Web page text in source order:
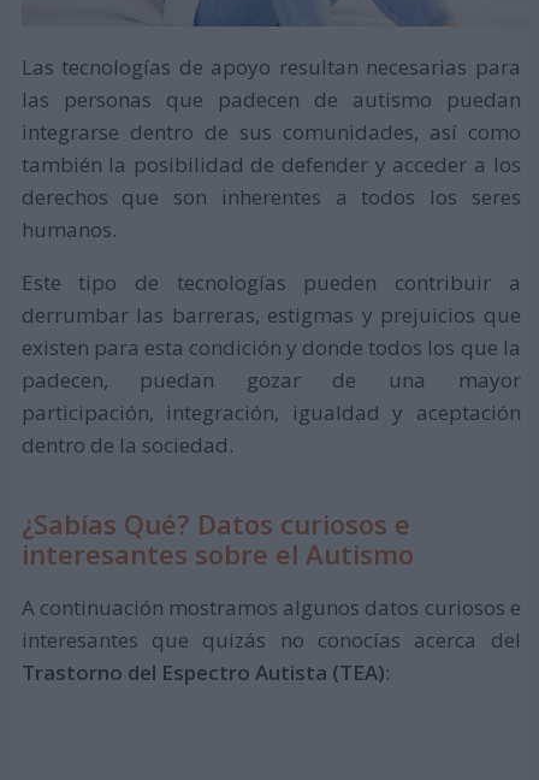
Las tecnologías de apoyo resultan necesarias para
las personas que padecen de autismo puedan
integrarse dentro de sus comunidades, así como
también la posibilidad de defender y acceder a los
derechos que son inherentes a todos los seres
humanos.
Este tipo de tecnologías pueden contribuir a
derrumbar las barreras, estigmas y prejuicios que
existen para esta condición y donde todos los que la
padecen, puedan gozar de una mayor
participación, integración, igualdad y aceptación
dentro de la sociedad.
¿Sabías Qué? Datos curiosos e
interesantes sobre el Autismo
A continuación mostramos algunos datos curiosos e
interesantes que quizás no conocías acerca del
Trastorno del Espectro Autista (TEA):